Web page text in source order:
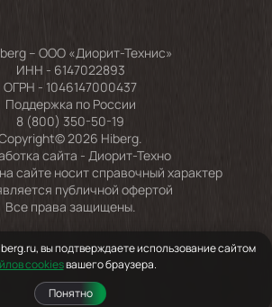
– ООО «Диорит-Технис»
ИНН - 6147022893
ОГРН - 1046147000437
Поддержка по России
8 (800) 350-50-19
2026 Hiberg.
сайта - Диорит-Техно
сайте носит справочный характер
публичной офертой
Все права защищены.
вы подтверждаете использование сайтом
cookiesвашего браузера.
Понятно